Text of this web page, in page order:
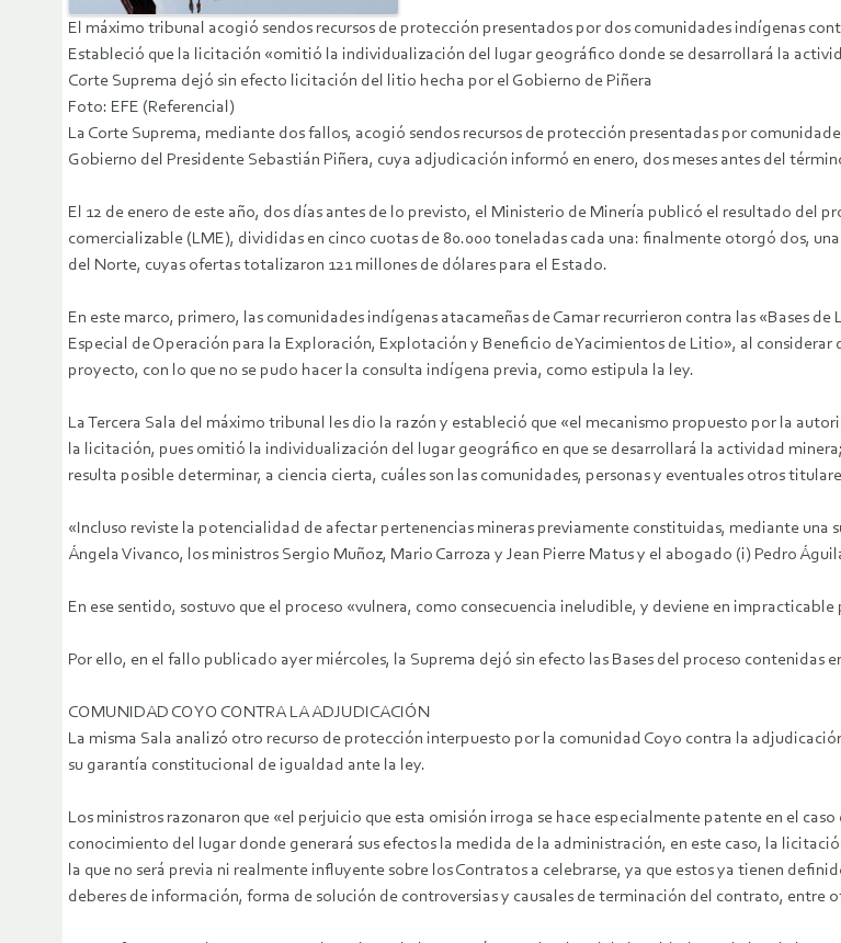
El máximo tribunal acogió sendos recursos de protección presentados por dos comunidades indígenas
Estableció que la licitación «omitió la individualización del lugar geográfico donde se desarrollará la
Corte Suprema dejó sin efecto licitación del litio hecha por el Gobierno de Piñera
Foto: EFE (Referencial)
La Corte Suprema, mediante dos fallos, acogió sendos recursos de protección presentadas por
Gobierno del Presidente Sebastián Piñera, cuya adjudicación informó en enero, dos meses antes del
El 12 de enero de este año, dos días antes de lo previsto, el Ministerio de Minería publicó el resultado del
comercializable (LME), divididas en cinco cuotas de 80.000 toneladas cada una: finalmente otorgó dos,
del Norte, cuyas ofertas totalizaron 121 millones de dólares para el Estado.
En este marco, primero, las comunidades indígenas atacameñas de Camar recurrieron contra las «Bases
Especial de Operación para la Exploración, Explotación y Beneficio de Yacimientos de Litio», al
proyecto, con lo que no se pudo hacer la consulta indígena previa, como estipula la ley.
La Tercera Sala del máximo tribunal les dio la razón y estableció que «el mecanismo propuesto por la
la licitación, pues omitió la individualización del lugar geográfico en que se desarrollará la actividad
resulta posible determinar, a ciencia cierta, cuáles son las comunidades, personas y eventuales otros
«Incluso reviste la potencialidad de afectar pertenencias mineras previamente constituidas, mediante
Ángela Vivanco, los ministros Sergio Muñoz, Mario Carroza y Jean Pierre Matus y el abogado (i) Pedro
En ese sentido, sostuvo que el proceso «vulnera, como consecuencia ineludible, y deviene en
Por ello, en el fallo publicado ayer miércoles, la Suprema dejó sin efecto las Bases del proceso contenidas
COMUNIDAD COYO CONTRA LA ADJUDICACIÓN
La misma Sala analizó otro recurso de protección interpuesto por la comunidad Coyo contra la
su garantía constitucional de igualdad ante la ley.
Los ministros razonaron que «el perjuicio que esta omisión irroga se hace especialmente patente en el
conocimiento del lugar donde generará sus efectos la medida de la administración, en este caso, la
la que no será previa ni realmente influyente sobre los Contratos a celebrarse, ya que estos ya tienen
deberes de información, forma de solución de controversias y causales de terminación del contrato, entre